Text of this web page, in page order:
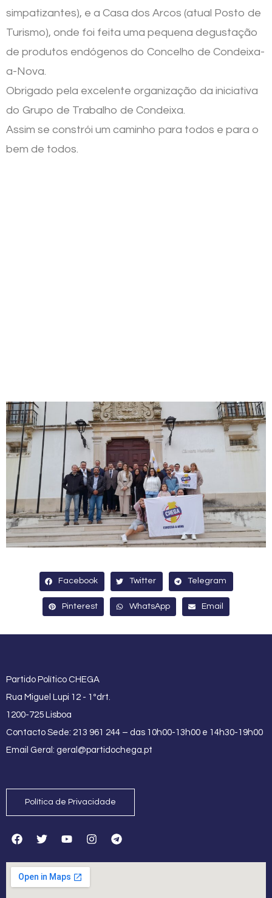
simpatizantes), e a Casa dos Arcos (atual Posto de
Turismo), onde foi feita uma pequena degustação
de produtos endógenos do Concelho de Condeixa-
a-Nova.
Obrigado pela excelente organização da iniciativa
do Grupo de Trabalho de Condeixa.
Assim se constrói um caminho para todos e para o
bem de todos.
Facebook Twitter Telegram
Pinterest WhatsApp Email
Partido Político CHEGA
Rua Miguel Lupi 12 - 1ºdrt.
1200-725 Lisboa
Contacto Sede: 213 961 244 – das 10h00-13h00 e 14h30-19h00
Email Geral: geral@partidochega.pt
Política de Privacidade